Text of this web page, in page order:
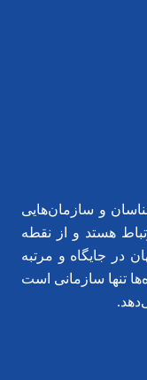
و سازمان‌هایی
هستد و از نقطه
در جایگاه و مرتبه
تنها سازمانی است